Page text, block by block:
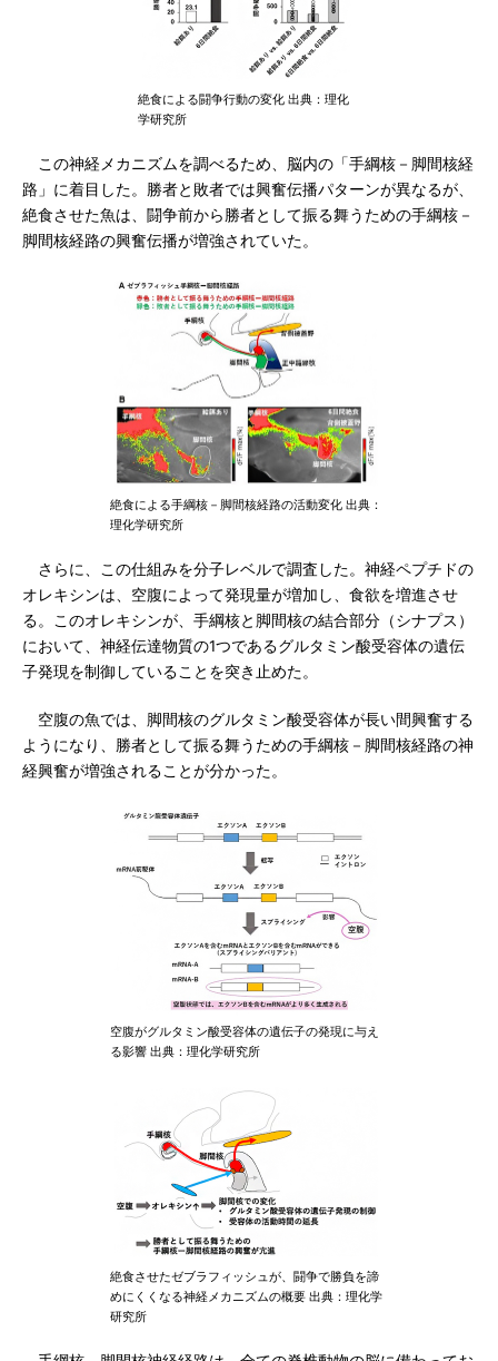
絶食による闘争行動の変化 出典：理化
学研究所
この神経メカニズムを調べるため、脳内の「手綱核－脚間核経
路」に着目した。勝者と敗者では興奮伝播パターンが異なるが、
絶食させた魚は、闘争前から勝者として振る舞うための手綱核－
脚間核経路の興奮伝播が増強されていた。
絶食による手綱核－脚間核経路の活動変化 出典：
理化学研究所
さらに、この仕組みを分子レベルで調査した。神経ペプチドの
オレキシンは、空腹によって発現量が増加し、食欲を増進させ
る。このオレキシンが、手綱核と脚間核の結合部分（シナプス）
において、神経伝達物質の1つであるグルタミン酸受容体の遺伝
子発現を制御していることを突き止めた。
空腹の魚では、脚間核のグルタミン酸受容体が長い間興奮する
ようになり、勝者として振る舞うための手綱核－脚間核経路の神
経興奮が増強されることが分かった。
空腹がグルタミン酸受容体の遺伝子の発現に与え
る影響 出典：理化学研究所
絶食させたゼブラフィッシュが、闘争で勝負を諦
めにくくなる神経メカニズムの概要 出典：理化学
研究所